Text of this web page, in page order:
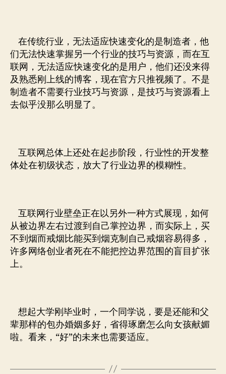
在传统行业，无法适应快速变化的是制造者，他
们无法快速掌握另一个行业的技巧与资源，而在互
联网，无法适应快速变化的是用户，他们还没来得
及熟悉刚上线的博客，现在官方只推视频了。不是
制造者不需要行业技巧与资源，是技巧与资源看上
去似乎没那么明显了。
互联网总体上还处在起步阶段，行业性的开发整
体处在初级状态，放大了行业边界的模糊性。
互联网行业壁垒正在以另外一种方式展现，如何
从被边界左右过渡到自己掌控边界，而实际上，买
不到烟而戒烟比能买到烟克制自己戒烟容易得多，
许多网络创业者死在不能把控边界范围的盲目扩张
上。
想起大学刚毕业时，一个同学说，要是还能和父
辈那样的包办婚姻多好，省得琢磨怎么向女孩献媚
啦。看来，“好”的未来也需要适应。